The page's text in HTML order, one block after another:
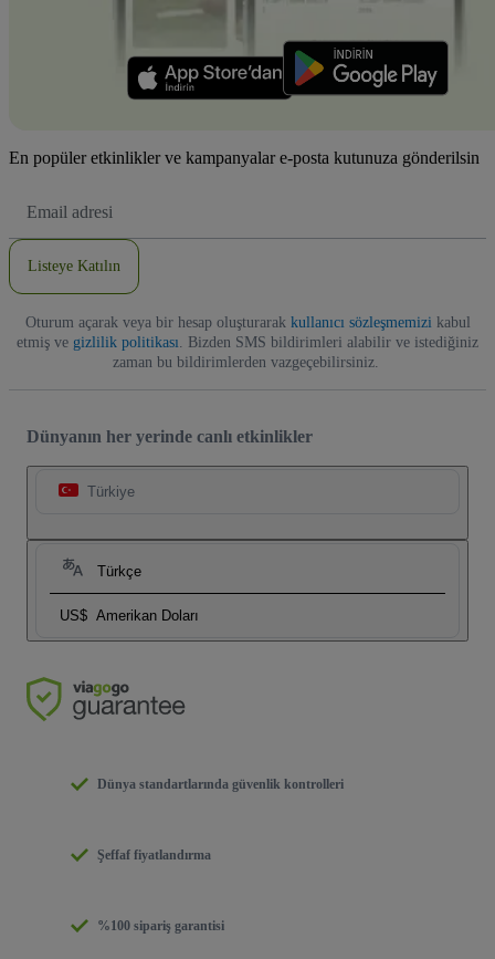
En popüler etkinlikler ve kampanyalar e-posta kutunuza gönderilsin
posta
Listeye Katılın
Oturum açarak veya bir hesap oluşturarak kullanıcı sözleşmemizikabul
etmiş ve gizlilik politikası. Bizden SMS bildirimleri alabilir ve istediğiniz
zaman bu bildirimlerden vazgeçebilirsiniz.
Dünyanın her yerinde canlı etkinlikler
Türkiye
Türkçe
US$ Amerikan Doları
Dünya standartlarında güvenlik kontrolleri
Şeffaf fiyatlandırma
%100 sipariş garantisi